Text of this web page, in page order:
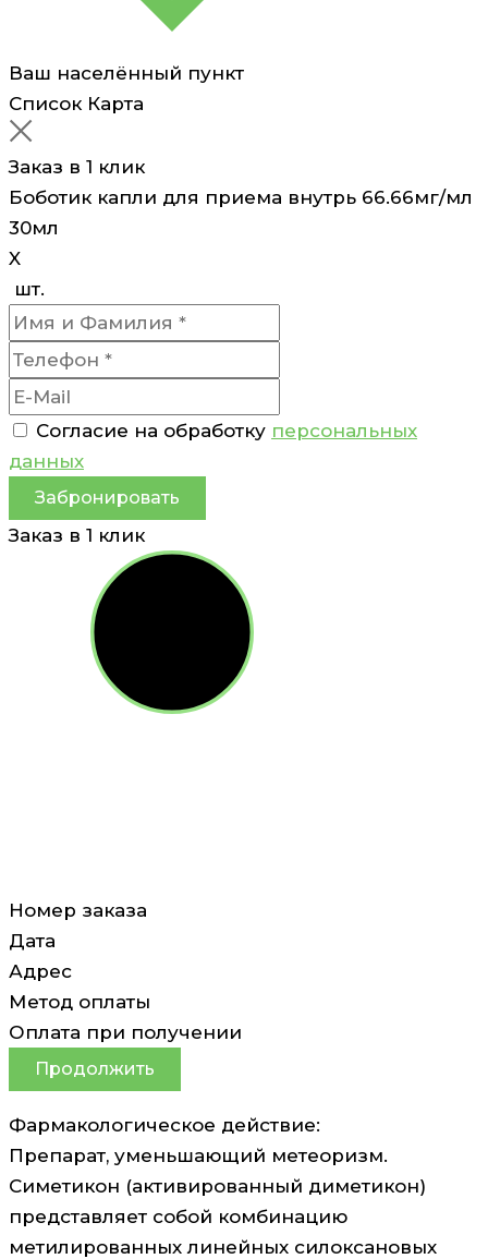
Ваш населённый пункт
Список Карта
Заказ в 1 клик
Боботик капли для приема внутрь 66.66мг/мл
30мл
X
шт.
Согласие на обработку персональных
данных
Забронировать
Заказ в 1 клик
Номер заказа
Дата
Адрес
Метод оплаты
Оплата при получении
Продолжить
Фармакологическое действие:
Препарат, уменьшающий метеоризм.
Симетикон (активированный диметикон)
представляет собой комбинацию
метилированных линейных силоксановых